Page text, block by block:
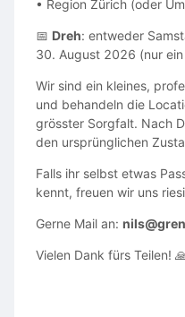
• Region Zürich (oder
📅 Dreh: entweder
30. August 2026 (nur
Wir sind ein kleines,
und behandeln die
grösster Sorgfalt. Nach
den ursprünglichen
Falls ihr selbst etwas
kennt, freuen wir uns
Gerne Mail an:
Vielen Dank fürs Teilen!